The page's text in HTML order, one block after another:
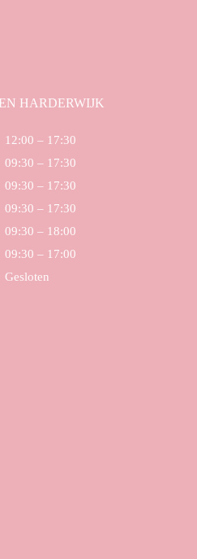
HARDERWIJK
12:00 – 17:30
09:30 – 17:30
09:30 – 17:30
09:30 – 17:30
09:30 – 18:00
09:30 – 17:00
Gesloten